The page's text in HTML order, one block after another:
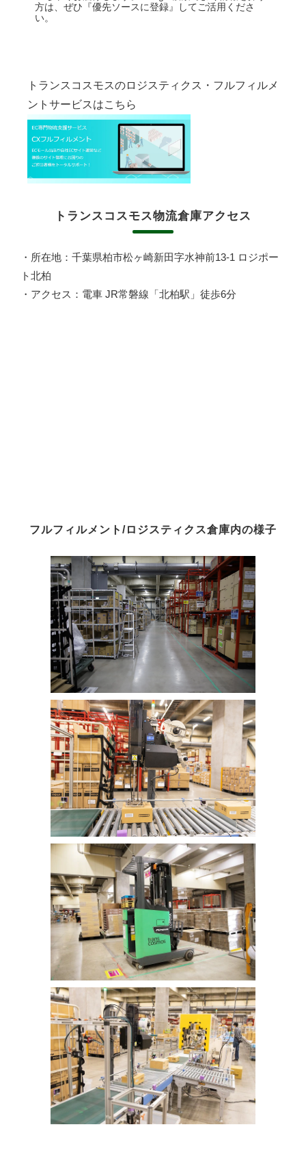
方は、ぜひ『優先ソースに登録』してご活用くださ
い。
トランスコスモスのロジスティクス・フルフィルメ
ントサービスはこちら
トランスコスモス物流倉庫アクセス
・所在地：千葉県柏市松ヶ崎新田字水神前13-1 ロジポー
ト北柏
・アクセス：電車 JR常磐線「北柏駅」徒歩6分
フルフィルメント/ロジスティクス倉庫内の様子